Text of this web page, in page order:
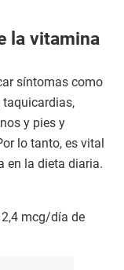
la vitamina
síntomas como
taquicardias,
y pies y
lo tanto, es vital
en la dieta diaria.
mcg/día de